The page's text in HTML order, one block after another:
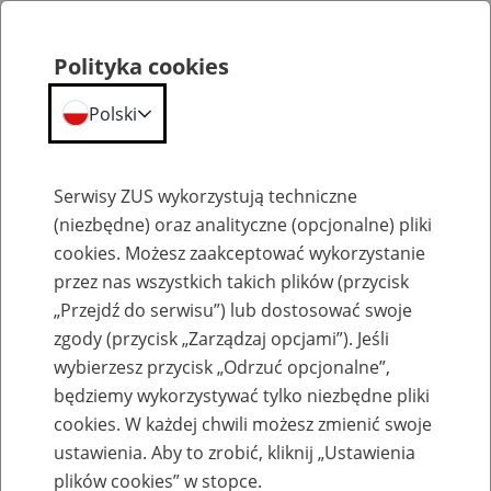
Emerytury, renty
Wycofanie wniosku
Poniżej zamieszczone zostały aktualne formularze wniosków i
oświadczeń, których można używać w korespondencji formalnej z
Polityka cookies
Polski
Serwisy ZUS wykorzystują techniczne
(niezbędne) oraz analityczne (opcjonalne) pliki
cookies. Możesz zaakceptować wykorzystanie
przez nas wszystkich takich plików (przycisk
„Przejdź do serwisu”) lub dostosować swoje
zgody (przycisk „Zarządzaj opcjami”). Jeśli
wybierzesz przycisk „Odrzuć opcjonalne”,
będziemy wykorzystywać tylko niezbędne pliki
cookies. W każdej chwili możesz zmienić swoje
ustawienia. Aby to zrobić, kliknij „Ustawienia
plików cookies” w stopce.